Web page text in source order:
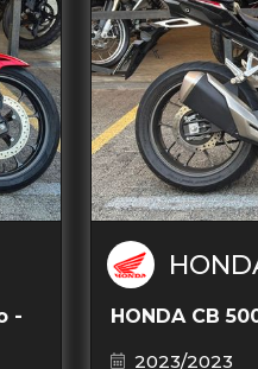
-
HONDA CB
2023/2023